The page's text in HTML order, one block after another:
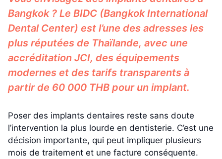
Bangkok ? Le BIDC (Bangkok International
Dental Center) est l’une des adresses les
plus réputées de Thaïlande, avec une
accréditation JCI, des équipements
modernes et des tarifs transparents à
partir de 60 000 THB pour un implant.
Poser des implants dentaires reste sans doute
l’intervention la plus lourde en dentisterie. C’est une
décision importante, qui peut impliquer plusieurs
mois de traitement et une facture conséquente.